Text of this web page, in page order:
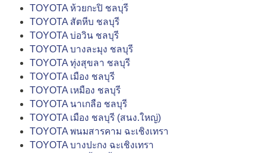
TOYOTA ห้วยกะปิ ชลบุรี
TOYOTA สัตหีบ ชลบุรี
TOYOTA บ่อวิน ชลบุรี
TOYOTA บางละมุง ชลบุรี
TOYOTA ทุ่งสุขลา ชลบุรี
TOYOTA เมือง ชลบุรี
TOYOTA เหมือง ชลบุรี
TOYOTA นาเกลือ ชลบุรี
TOYOTA เมือง ชลบุรี (สนง.ใหญ่)
TOYOTA พนมสารคาม ฉะเชิงเทรา
TOYOTA บางปะกง ฉะเชิงเทรา